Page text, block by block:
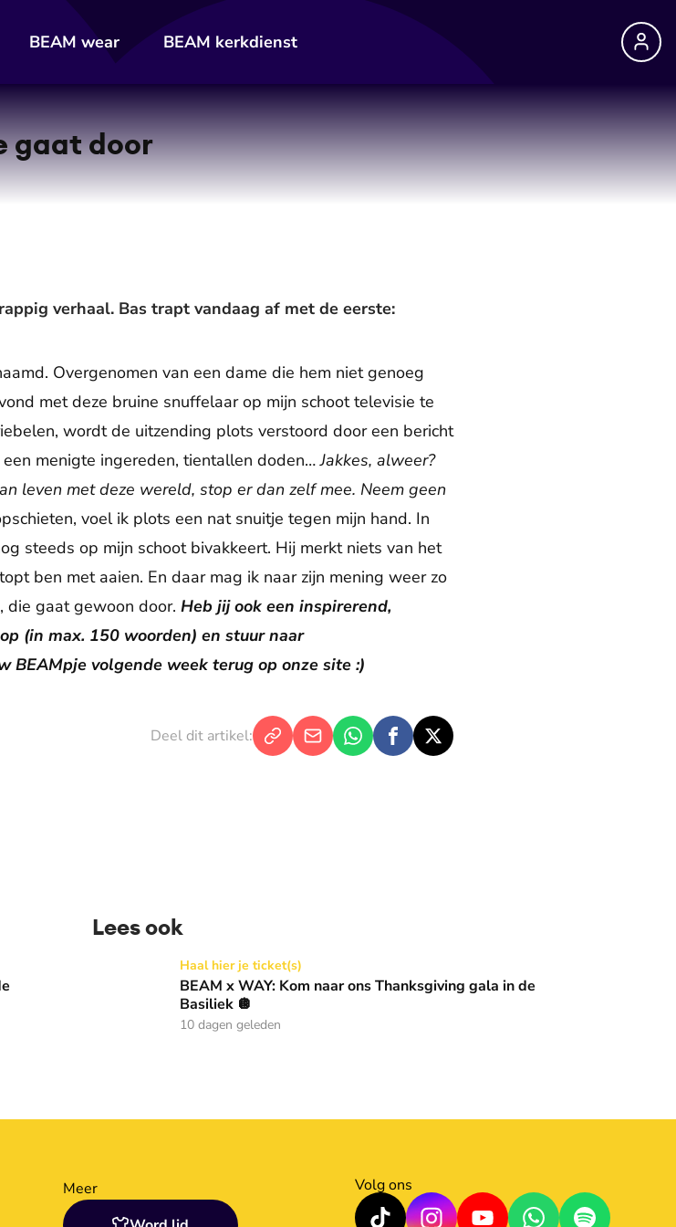
BEAM wear BEAM kerkdienst
gaat door
verhaal. Bas trapt vandaag af met de eerste:
Overgenomen van een dame die hem niet genoeg
met deze bruine snuffelaar op mijn schoot televisie te
wordt de uitzending plots verstoord door een bericht
menigte ingereden, tientallen doden…Jakkes, alweer?
leven met deze wereld, stop er dan zelf mee. Neem geen
voel ik plots een nat snuitje tegen mijn hand. In
steeds op mijn schoot bivakkeert. Hij merkt niets van het
ben met aaien. En daar mag ik naar zijn mening weer zo
die gaat gewoon door. Heb jij ook een inspirerend,
(in max. 150 woorden) en stuur naar
BEAMpje volgende week terug op onze site :)
Deel dit artikel:
Lees ook
BEAM x WAY: Kom naar ons Thanksgiving gala in de Basiliek 🪩
Haal hier je ticket(s)
BEAM x WAY: Kom naar ons Thanksgiving gala in de
Basiliek 🪩
10 dagen geleden
Meer
Volg ons